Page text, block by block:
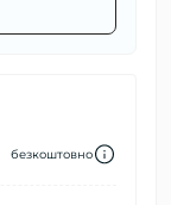
безкоштовно